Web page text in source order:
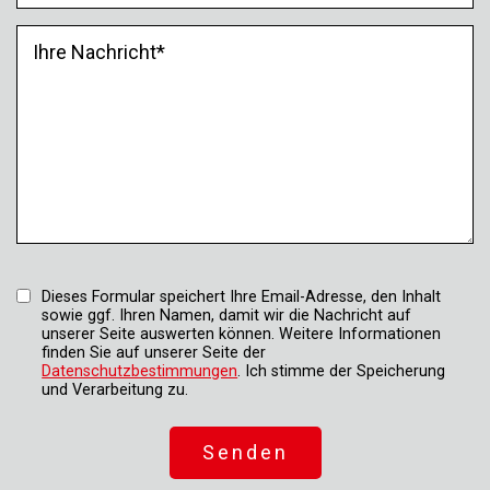
Dieses Formular speichert Ihre Email-Adresse, den Inhalt
sowie ggf. Ihren Namen, damit wir die Nachricht auf
unserer Seite auswerten können. Weitere Informationen
finden Sie auf unserer Seite der
Datenschutzbestimmungen. Ich stimme der Speicherung
und Verarbeitung zu.